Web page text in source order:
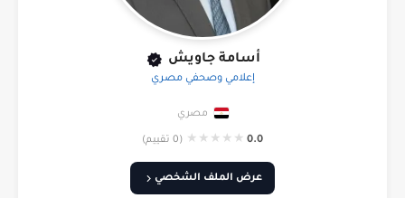
أسامة جاويش
إعلامي وصحفي مصري
مصري
0.0
★
★
★
★
★ (0 تقييم)
عرض الملف الشخصي